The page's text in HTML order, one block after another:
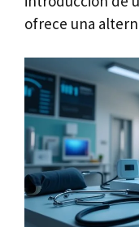
ofrece una